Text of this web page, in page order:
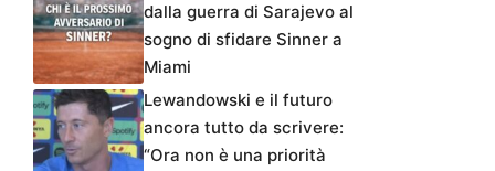
dalla guerra di Sarajevo al
sogno di sfidare Sinner a
Miami
Lewandowski e il futuro
ancora tutto da scrivere:
“Ora non è una priorità